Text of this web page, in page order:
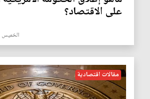
على الاقتصاد؟
الخميس 02 تشرين الاول 2025
مقالات اقتصادية